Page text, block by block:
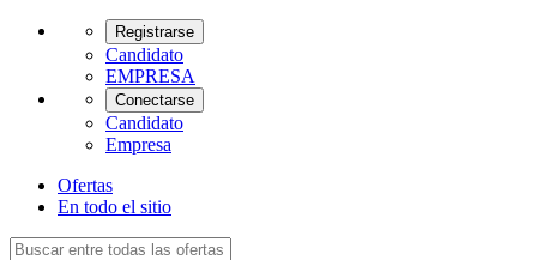
Registrarse
Candidato
EMPRESA
Conectarse
Candidato
Empresa
Ofertas
En todo el sitio